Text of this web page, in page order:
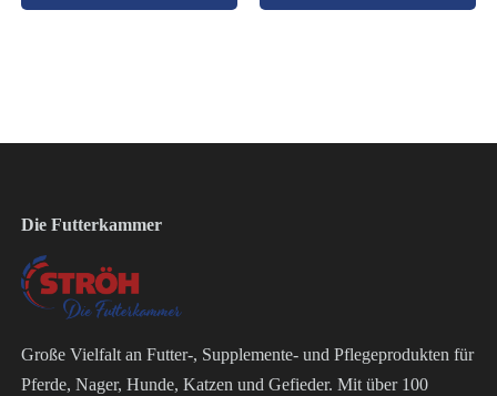
Die Futterkammer
Große Vielfalt an Futter-, Supplemente- und Pflegeprodukten für
Pferde, Nager, Hunde, Katzen und Gefieder. Mit über 100